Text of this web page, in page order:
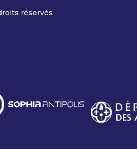
réservés